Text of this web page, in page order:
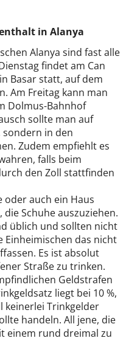
in Alanya
Alanya sind fast alle
findet am Can
Basar statt, auf dem
Am Freitag kann man
Dolmus-Bahnhof
sollte man auf
sondern in den
Zudem empfiehlt es
falls beim
den Zoll stattfinden
oder auch ein Haus
Schuhe auszuziehen.
üblich und sollten nicht
Einheimischen das nicht
Es ist absolut
Straße zu trinken.
Geldstrafen
liegt bei 10 %,
keinerlei Trinkgelder
handeln. All jene, die
einem rund dreimal zu